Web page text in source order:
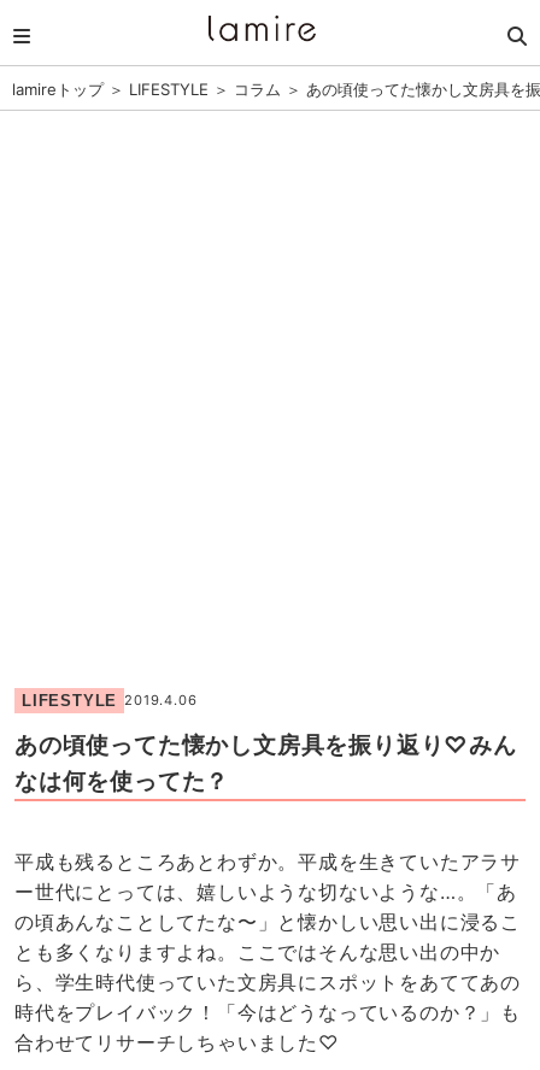
lamireトップ＞ LIFESTYLE ＞ コラム ＞ あの頃使ってた懐かし文房具を
LIFESTYLE 2019.4.06
あの頃使ってた懐かし文房具を振り返り♡みん
なは何を使ってた？
平成も残るところあとわずか。平成を生きていたアラサ
ー世代にとっては、嬉しいような切ないような…。「あ
の頃あんなことしてたな〜」と懐かしい思い出に浸るこ
とも多くなりますよね。ここではそんな思い出の中か
ら、学生時代使っていた文房具にスポットをあててあの
時代をプレイバック！「今はどうなっているのか？」も
合わせてリサーチしちゃいました♡